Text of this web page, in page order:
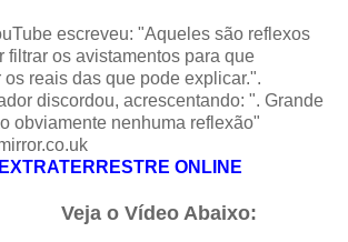
escreveu: "Aqueles são reflexos
filtrar os avistamentos para que
os reais das que pode explicar.".
discordou, acrescentando: ". Grande
obviamente nenhuma reflexão"
EXTRATERRESTRE ONLINE
Veja o Vídeo Abaixo: